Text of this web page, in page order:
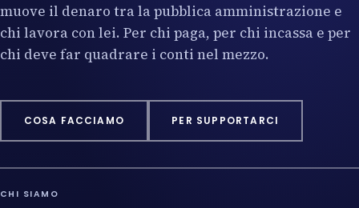
muove il denaro tra la pubblica amministrazione e
chi lavora con lei. Per chi paga, per chi incassa e per
chi deve far quadrare i conti nel mezzo.
COSA FACCIAMO PER SUPPORTARCI
CHI SIAMO